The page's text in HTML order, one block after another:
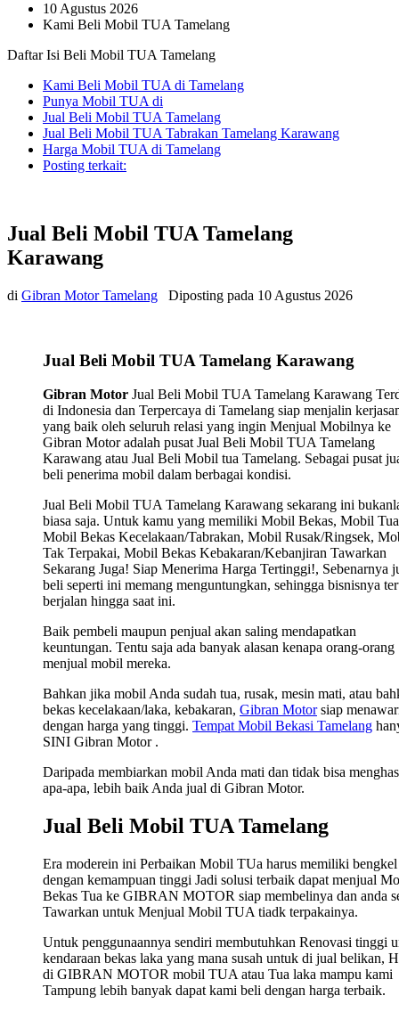
10 Agustus 2026
Kami Beli Mobil TUA Tamelang
Daftar Isi Beli Mobil TUA Tamelang
Kami Beli Mobil TUA di Tamelang
Punya Mobil TUA di
Jual Beli Mobil TUA Tamelang
Jual Beli Mobil TUA Tabrakan Tamelang Karawang
Harga Mobil TUA di Tamelang
Posting terkait:
Jual Beli Mobil TUA Tamelang
Karawang
di Gibran Motor Tamelang Diposting pada 10 Agustus 2026
Jual Beli Mobil TUA Tamelang Karawang
Gibran Motor Jual Beli Mobil TUA Tamelang Karawang
di Indonesia dan Terpercaya di Tamelang siap menjalin
yang baik oleh seluruh relasi yang ingin Menjual Mobilnya ke
Gibran Motor adalah pusat Jual Beli Mobil TUA Tamelang
Karawang atau Jual Beli Mobil tua Tamelang. Sebagai pusat
beli penerima mobil dalam berbagai kondisi.
Jual Beli Mobil TUA Tamelang Karawang sekarang ini
biasa saja. Untuk kamu yang memiliki Mobil Bekas, Mobil
Mobil Bekas Kecelakaan/Tabrakan, Mobil Rusak/Ringsek,
Tak Terpakai, Mobil Bekas Kebakaran/Kebanjiran Tawarkan
Sekarang Juga! Siap Menerima Harga Tertinggi!, Sebenarnya
beli seperti ini memang menguntungkan, sehingga bisnisnya
berjalan hingga saat ini.
Baik pembeli maupun penjual akan saling mendapatkan
keuntungan. Tentu saja ada banyak alasan kenapa orang-orang
menjual mobil mereka.
Bahkan jika mobil Anda sudah tua, rusak, mesin mati, atau
bekas kecelakaan/laka, kebakaran, Gibran Motorsiap
dengan harga yang tinggi. Tempat Mobil Bekasi Tamelang
SINI Gibran Motor .
Daripada membiarkan mobil Anda mati dan tidak bisa
apa-apa, lebih baik Anda jual di Gibran Motor.
Jual Beli Mobil TUA Tamelang
Era moderein ini Perbaikan Mobil TUa harus memiliki bengkel
dengan kemampuan tinggi Jadi solusi terbaik dapat menjual
Bekas Tua ke GIBRAN MOTOR siap membelinya dan anda
Tawarkan untuk Menjual Mobil TUA tiadk terpakainya.
Untuk penggunaannya sendiri membutuhkan Renovasi tinggi
kendaraan bekas laka yang mana susah untuk di jual belikan,
di GIBRAN MOTOR mobil TUA atau Tua laka mampu kami
Tampung lebih banyak dapat kami beli dengan harga terbaik.